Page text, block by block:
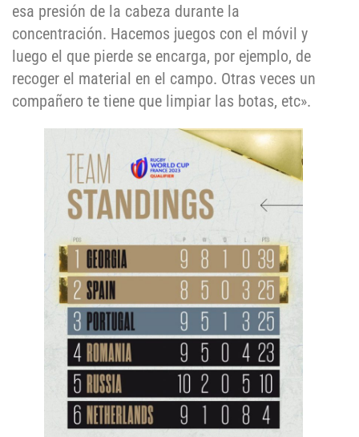
esa presión de la cabeza durante la
concentración. Hacemos juegos con el móvil y
luego el que pierde se encarga, por ejemplo, de
recoger el material en el campo. Otras veces un
compañero te tiene que limpiar las botas, etc».